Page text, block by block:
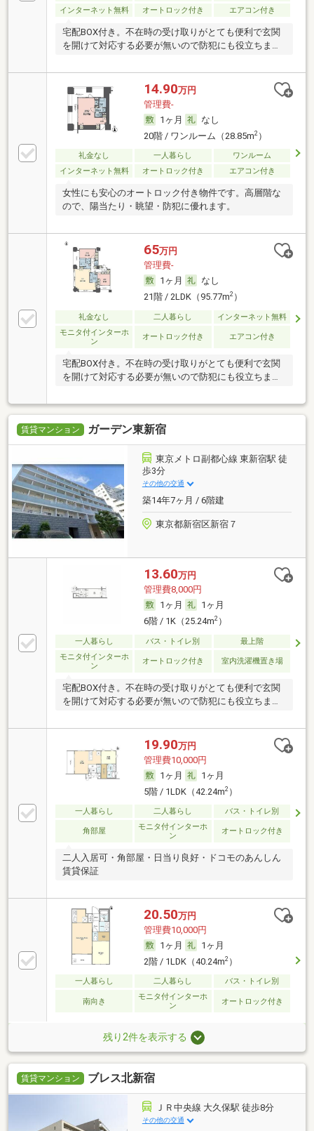
インターネット無料
オートロック付き エアコン付き
宅配BOX付き。不在時の受け取りがとても便利で玄関
を開けて対応する必要が無いので防犯にも役立ちま
14.90万円
管理費-
1ヶ月
なし
20階 / ワンルーム（28.85m2）
礼金なし 一人暮らし
ワンルーム
インターネット無料
オートロック付き エアコン付き
女性にも安心のオートロック付き物件です。高層階な
ので、陽当たり・眺望・防犯に優れます。
65万円
管理費-
1ヶ月
なし
21階 / 2LDK（95.77m2）
礼金なし 二人暮らし
インターネット無料
モニタ付インターホ
ン
オートロック付き エアコン付き
宅配BOX付き。不在時の受け取りがとても便利で玄関
を開けて対応する必要が無いので防犯にも役立ちま
賃貸マンション ガーデン東新宿
東京メトロ副都心線 東新宿駅 徒
歩3分
その他の交通
築14年7ヶ月 / 6階建
東京都新宿区新宿７
13.60万円
管理費8,000円
1ヶ月
1ヶ月
6階 / 1K（25.24m2）
一人暮らし バス・トイレ別
最上階
モニタ付インターホ
ン
オートロック付き 室内洗濯機置き場
宅配BOX付き。不在時の受け取りがとても便利で玄関
を開けて対応する必要が無いので防犯にも役立ちま
19.90万円
管理費10,000円
1ヶ月
1ヶ月
5階 / 1LDK（42.24m2）
一人暮らし 二人暮らし バス・トイレ別
角部屋
モニタ付インターホ
ン
オートロック付き
二人入居可・角部屋・日当り良好・ドコモのあんしん
賃貸保証
20.50万円
管理費10,000円
1ヶ月
1ヶ月
2階 / 1LDK（40.24m2）
一人暮らし 二人暮らし バス・トイレ別
南向き
モニタ付インターホ
ン
オートロック付き
残り2件を表示する
賃貸マンション ブレス北新宿
ＪＲ中央線 大久保駅 徒歩8分
その他の交通